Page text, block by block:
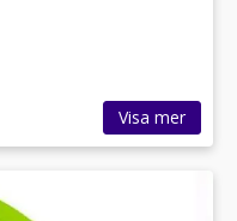
Visa mer